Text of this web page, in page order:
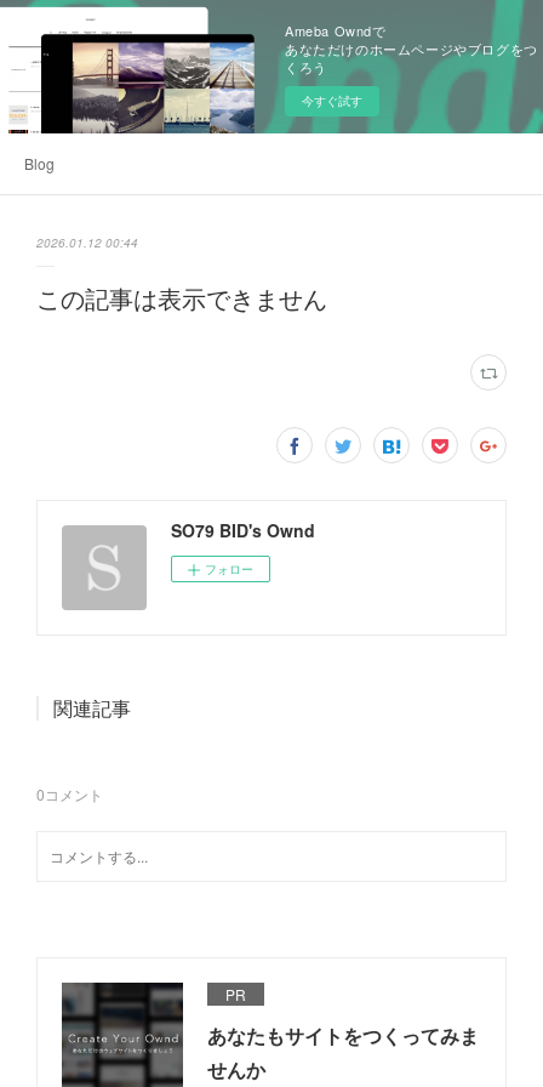
Ameba Owndで
あなただけのホームページやブログをつ
くろう
今すぐ試す
Blog
2026.01.12 00:44
この記事は表示できません
SO79 BID's Ownd
フォロー
関連記事
0コメント
PR
あなたもサイトをつくってみま
せんか